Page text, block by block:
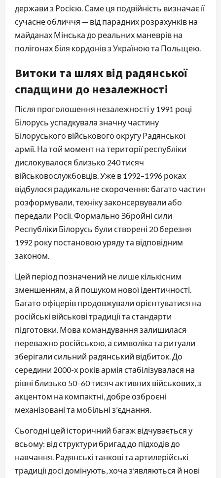
держави з Росією. Саме ця подвійність визначає її
сучасне обличчя — від парадних розрахунків на
майданах Мінська до реальних маневрів на
полігонах біля кордонів з Україною та Польщею.
Витоки та шлях від радянської
спадщини до незалежності
Після проголошення незалежності у 1991 році
Білорусь успадкувала значну частину
Білоруського військового округу Радянської
армії. На той момент на території республіки
дислокувалося близько 240 тисяч
військовослужбовців. Уже в 1992–1996 роках
відбулося радикальне скорочення: багато частин
розформували, техніку законсервували або
передали Росії. Формально Збройні сили
Республіки Білорусь були створені 20 березня
1992 року постановою уряду та відповідним
законом.
Цей період позначений не лише кількісним
зменшенням, а й пошуком нової ідентичності.
Багато офіцерів продовжували орієнтуватися на
російські військові традиції та стандарти
підготовки. Мова командування залишилася
переважно російською, а символіка та ритуали
зберігали сильний радянський відбиток. До
середини 2000-х років армія стабілізувалася на
рівні близько 50–60 тисяч активних військових, з
акцентом на компактні, добре озброєні
механізовані та мобільні з’єднання.
Сьогодні цей історичний багаж відчувається у
всьому: від структури бригад до підходів до
навчання. Радянські танкові та артилерійські
традиції досі домінують, хоча з’являються й нові